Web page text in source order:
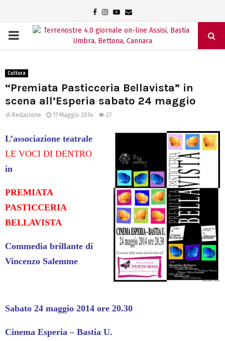
Facebook
Instagram
Youtube
Email
PRIMARY
Cultura
“Premiata Pasticceria Bellavista” in
scena all’Esperia sabato 24 maggio
di Redazione 17 Maggio 2014 27
L’associazione teatrale
LE VOCI DI DENTRO
in
PREMIATA
PASTICCERIA
BELLAVISTA
Commedia brillante di
Vincenzo Salemme
Sabato 24 maggio 2014 ore 20.30
Cinema Esperia – Bastia U.